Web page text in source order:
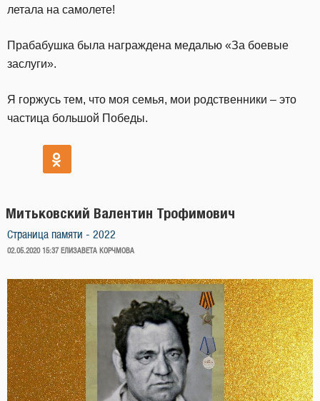
летала на самолете!
Прабабушка была награждена медалью «За боевые
заслуги».
Я горжусь тем, что моя семья, мои родственники – это
частица большой Победы.
Митьковский Валентин Трофимович
Страница памяти - 2022
ОПУБЛИКОВАНО
02.05.2020 15:37 ЕЛИЗАВЕТА КОРЧМОВА